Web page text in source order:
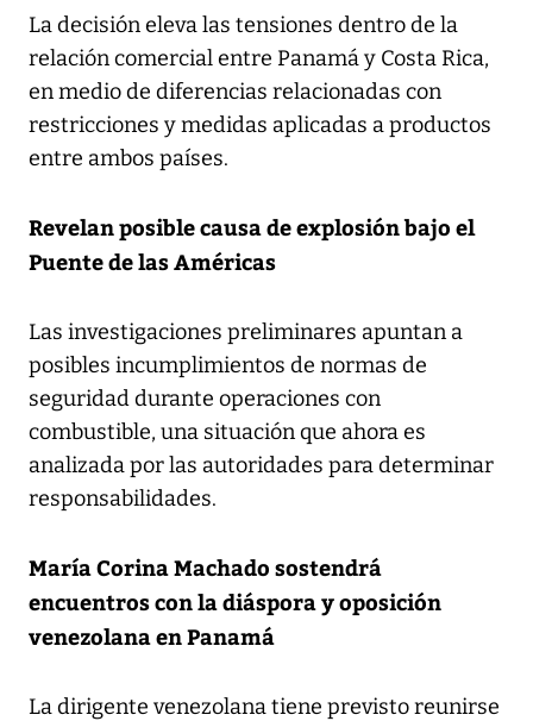
La decisión eleva las tensiones dentro de la
relación comercial entre Panamá y Costa Rica,
en medio de diferencias relacionadas con
restricciones y medidas aplicadas a productos
entre ambos países.
Revelan posible causa de explosión bajo el
Puente de las Américas
Las investigaciones preliminares apuntan a
posibles incumplimientos de normas de
seguridad durante operaciones con
combustible, una situación que ahora es
analizada por las autoridades para determinar
responsabilidades.
María Corina Machado sostendrá
encuentros con la diáspora y oposición
venezolana en Panamá
La dirigente venezolana tiene previsto reunirse